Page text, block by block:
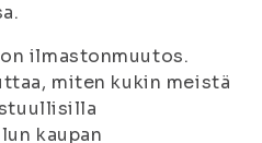
ilmastonmuutos.
miten kukin meistä
kaupan